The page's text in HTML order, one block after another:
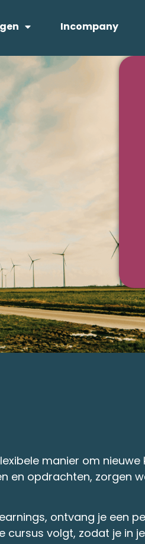
Incompany
manier om
en opdrachten,
ontvang je een
cursus volgt, zodat je